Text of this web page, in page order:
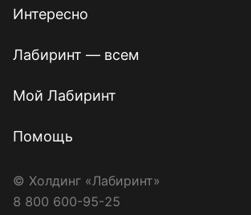
Интересно
Лабиринт — всем
Мой Лабиринт
Помощь
© Холдинг «Лабиринт»
8 800 600-95-25